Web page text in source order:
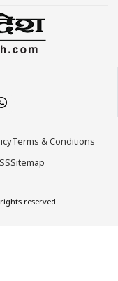
Terms & Conditions
Sitemap
reserved.